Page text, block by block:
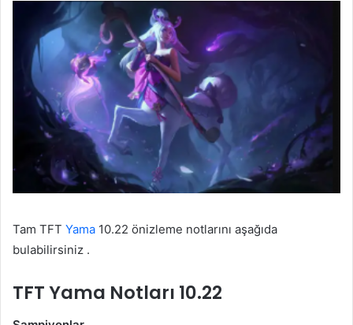
Tam TFT Yama 10.22 önizleme notlarını aşağıda
bulabilirsiniz .
TFT Yama Notları 10.22